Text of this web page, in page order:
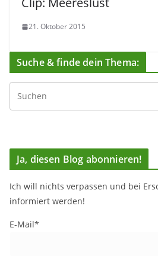
21. Oktober 2015
Suche & finde dein Thema:
Ja, diesen Blog abonnieren!
Ich will nichts verpassen und bei
informiert werden!
E-Mail*